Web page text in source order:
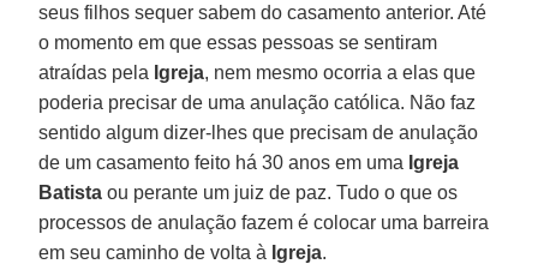
seus filhos sequer sabem do casamento anterior. Até
o momento em que essas pessoas se sentiram
atraídas pela Igreja, nem mesmo ocorria a elas que
poderia precisar de uma anulação católica. Não faz
sentido algum dizer-lhes que precisam de anulação
de um casamento feito há 30 anos em uma Igreja
Batista ou perante um juiz de paz. Tudo o que os
processos de anulação fazem é colocar uma barreira
em seu caminho de volta à Igreja.